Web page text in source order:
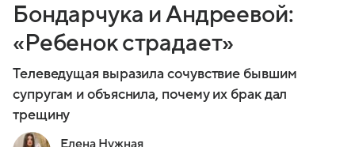
Бондарчука и Андреевой:
«Ребенок страдает»
Телеведущая выразила сочувствие бывшим
супругам и объяснила, почему их брак дал
трещину
Елена Нужная